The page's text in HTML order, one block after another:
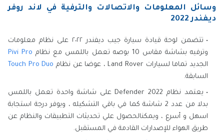
وسائل المعلومات والاتصالات والترفية في لاند روفر
ديفندر 2022
تتضمن لوحة قيادة سيارة جيب ديفندر ٢٠٢٢ على نظام معلومات
وترفيه بشاشة مقاس 10 بوصه تعمل باللمس مع نظام
Pivi Pro
الجديد تماما لسيارات Land Rover ، عوضا عن نظام
Touch Pro Duo
السابقة.
يعتمد نظام Defender 2022 على شاشة واحدة تعمل باللمس
بدلا من عدد 2 شاشة كما في باقي التشكيله ، ويوفر درجة استجابة
اسهل و أسرع ، ويمكنالحصول علي تحديثات التطبيقات والنظام عن
طريق الهواء للإصدارات القادمة في المستقبل.